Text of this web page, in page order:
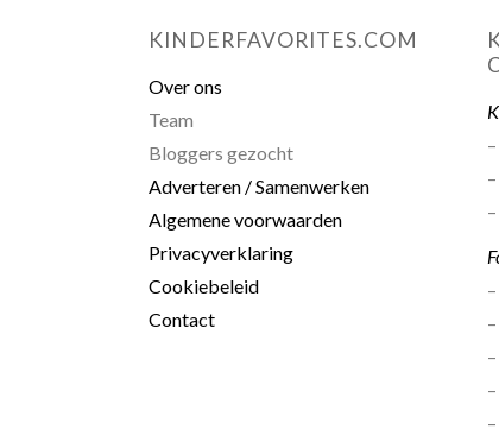
KINDERFAVORITES.COM
Over ons
Team
Bloggers gezocht
Adverteren / Samenwerken
Algemene voorwaarden
Privacyverklaring
Cookiebeleid
Contact